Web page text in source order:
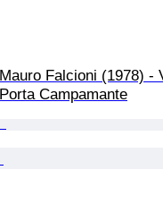
Mauro Falcioni (1978) -
Porta Campamante